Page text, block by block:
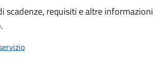
scadenze, requisiti e altre